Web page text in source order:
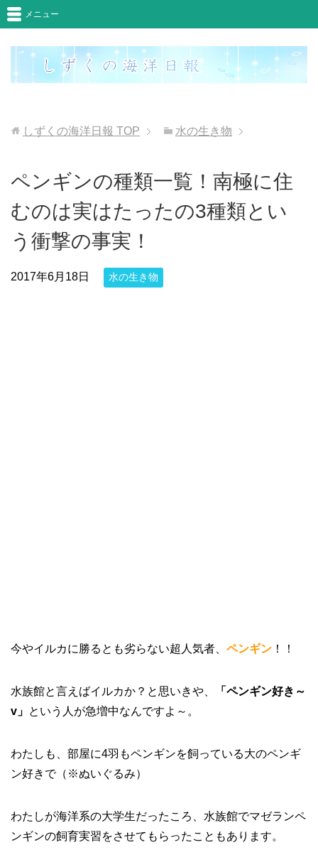
メニュー
しずくの海洋日報 TOP 水の生き物
ペンギンの種類一覧！南極に住
むのは実はたったの3種類とい
う衝撃の事実！
2017年6月18日 水の生き物
今やイルカに勝るとも劣らない超人気者、 ペンギン ！！
水族館と言えばイルカか？と思いきや、
「ペンギン好き～
v」 という人が急増中なんですよ～。
わたしも、部屋に4羽もペンギンを飼っている大のペンギ
ン好きで（※ぬいぐるみ）
わたしが海洋系の大学生だったころ、水族館でマゼランペ
ンギンの飼育実習をさせてもらったこともあります。